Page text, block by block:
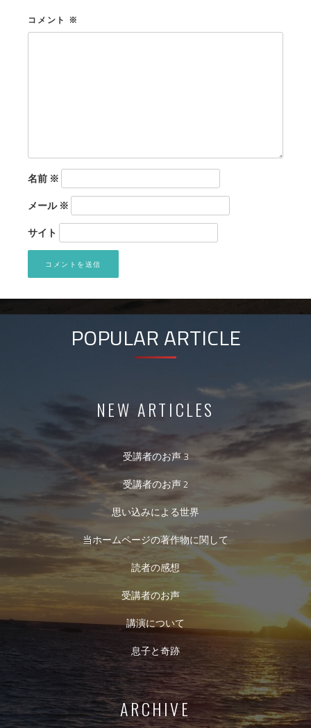
コメント ※
名前 ※
メール※
サイト
POPULAR ARTICLE
NEW ARTICLES
受講者のお声 3
受講者のお声 2
思い込みによる世界
当ホームページの著作物に関して
読者の感想
受講者のお声
講演について
息子と奇跡
ARCHIVE